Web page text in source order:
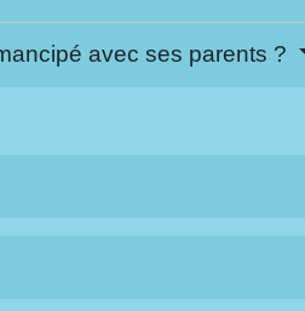
avec ses parents ?